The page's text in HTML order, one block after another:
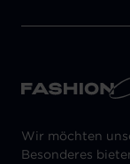
Wir möchten
Besonderes